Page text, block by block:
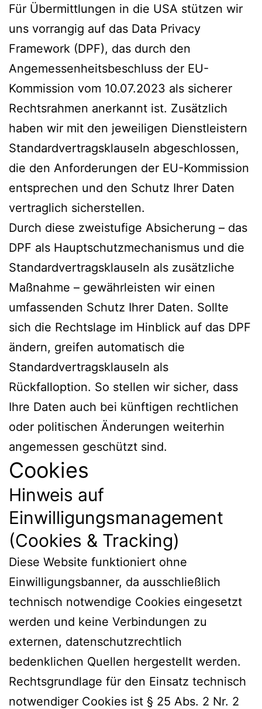
Für Übermittlungen in die USA stützen wir
uns vorrangig auf das Data Privacy
Framework (DPF), das durch den
Angemessenheitsbeschluss der EU-
Kommission vom 10.07.2023 als sicherer
Rechtsrahmen anerkannt ist. Zusätzlich
haben wir mit den jeweiligen Dienstleistern
Standardvertragsklauseln abgeschlossen,
die den Anforderungen der EU-Kommission
entsprechen und den Schutz Ihrer Daten
vertraglich sicherstellen.
Durch diese zweistufige Absicherung – das
DPF als Hauptschutzmechanismus und die
Standardvertragsklauseln als zusätzliche
Maßnahme – gewährleisten wir einen
umfassenden Schutz Ihrer Daten. Sollte
sich die Rechtslage im Hinblick auf das DPF
ändern, greifen automatisch die
Standardvertragsklauseln als
Rückfalloption. So stellen wir sicher, dass
Ihre Daten auch bei künftigen rechtlichen
oder politischen Änderungen weiterhin
angemessen geschützt sind.
Cookies
Hinweis auf
Einwilligungsmanagement
(Cookies & Tracking)
Diese Website funktioniert ohne
Einwilligungsbanner, da ausschließlich
technisch notwendige Cookies eingesetzt
werden und keine Verbindungen zu
externen, datenschutzrechtlich
bedenklichen Quellen hergestellt werden.
Rechtsgrundlage für den Einsatz technisch
notwendiger Cookies ist § 25 Abs. 2 Nr. 2